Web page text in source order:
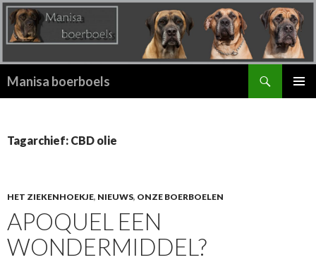
Manisa boerboels
Tagarchief: CBD olie
HET ZIEKENHOEKJE, NIEUWS, ONZE BOERBOELEN
APOQUEL EEN
WONDERMIDDEL?